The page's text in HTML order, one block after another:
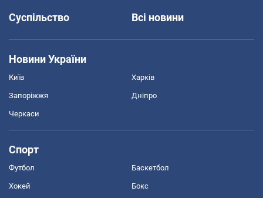
Суспільство
Всі новини
Новини України
Київ Харків
Запоріжжя Дніпро
Черкаси
Спорт
Футбол Баскетбол
Хокей Бокс